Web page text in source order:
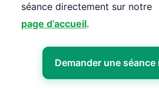
séance directement sur notre
page d’accueil.
Demander une